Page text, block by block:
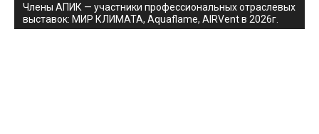
Члены АПИК — участники профессиональных отраслевых
выставок: МИР КЛИМАТА, Aquaflame, AIRVent в 2026г.